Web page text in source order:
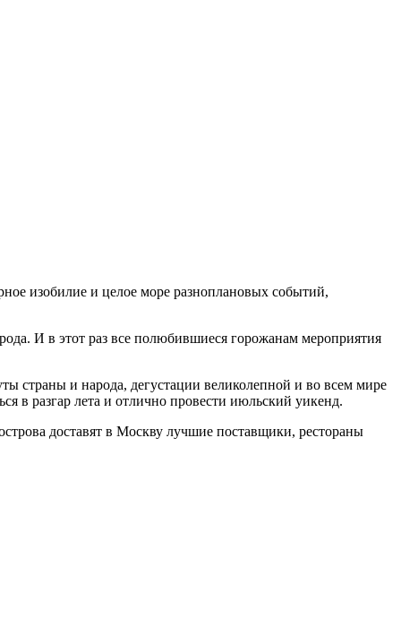
изобилие и целое море разноплановых событий,
И в этот раз все полюбившиеся горожанам мероприятия
страны и народа, дегустации великолепной и во всем мире
в разгар лета и отлично провести июльский уикенд.
доставят в Москву лучшие поставщики, рестораны